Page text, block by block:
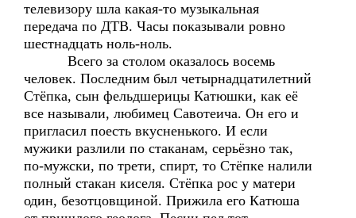
телевизору шла какая-то музыкальная
передача по ДТВ. Часы показывали ровно
шестнадцать ноль-ноль.
Всего за столом оказалось восемь
человек. Последним был четырнадцатилетний
Стёпка, сын фельдшерицы Катюшки, как её
все называли, любимец Савотеича. Он его и
пригласил поесть вкусненького. И если
мужики разлили по стаканам, серьёзно так,
по-мужски, по трети, спирт, то Стёпке налили
полный стакан киселя. Стёпка рос у матери
один, безотцовщиной. Прижила его Катюша